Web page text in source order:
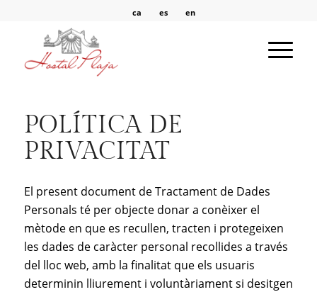
ca es en
POLÍTICA DE
PRIVACITAT
El present document de Tractament de Dades
Personals té per objecte donar a conèixer el
mètode en que es recullen, tracten i protegeixen
les dades de caràcter personal recollides a través
del lloc web, amb la finalitat que els usuaris
determinin lliurement i voluntàriament si desitgen